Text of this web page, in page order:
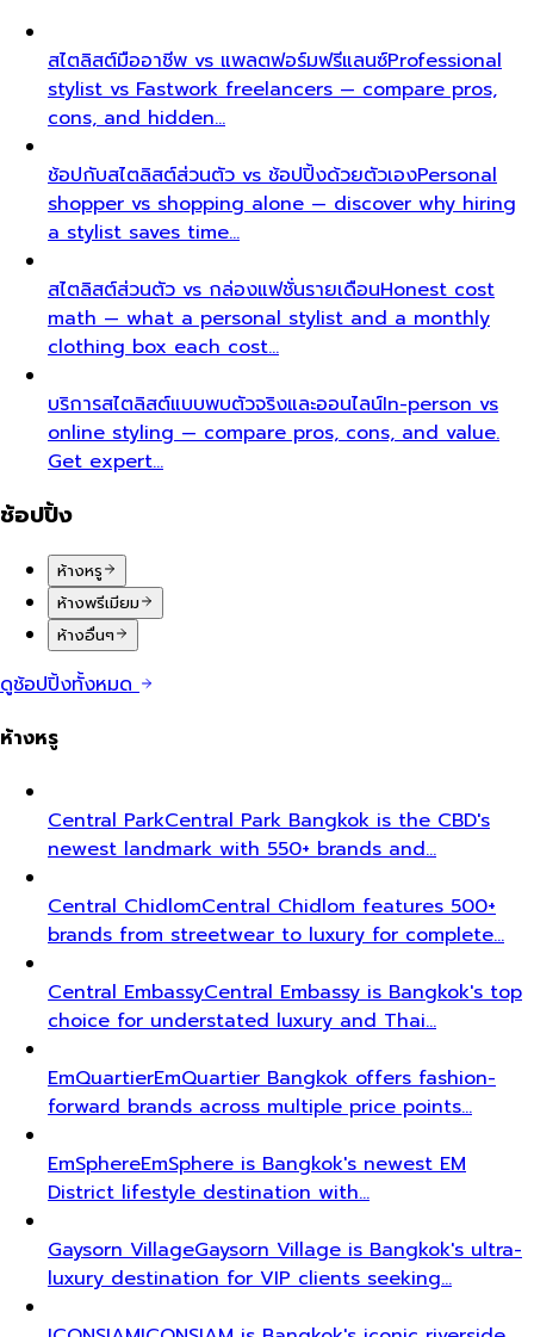
สไตลิสต์มืออาชีพ vs แพลตฟอร์มฟรีแลนซ์Professional
stylist vs Fastwork freelancers — compare pros,
cons, and hidden…
ช้อปกับสไตลิสต์ส่วนตัว vs ช้อปปิ้งด้วยตัวเองPersonal
shopper vs shopping alone — discover why hiring
a stylist saves time…
สไตลิสต์ส่วนตัว vs กล่องแฟชั่นรายเดือนHonest cost
math — what a personal stylist and a monthly
clothing box each cost…
บริการสไตลิสต์แบบพบตัวจริงและออนไลน์In-person vs
online styling — compare pros, cons, and value.
Get expert…
ช้อปปิ้ง
ห้างหรู
ห้างพรีเมียม
ห้างอื่นๆ
ดูช้อปปิ้งทั้งหมด
ห้างหรู
Central ParkCentral Park Bangkok is the CBD's
newest landmark with 550+ brands and…
Central ChidlomCentral Chidlom features 500+
brands from streetwear to luxury for complete…
Central EmbassyCentral Embassy is Bangkok's top
choice for understated luxury and Thai…
EmQuartierEmQuartier Bangkok offers fashion-
forward brands across multiple price points…
EmSphereEmSphere is Bangkok's newest EM
District lifestyle destination with…
Gaysorn VillageGaysorn Village is Bangkok's ultra-
luxury destination for VIP clients seeking…